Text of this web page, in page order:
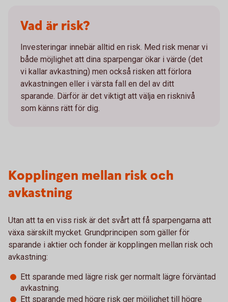
Vad är risk?
Investeringar innebär alltid en risk. Med risk menar vi
både möjlighet att dina sparpengar ökar i värde (det
vi kallar avkastning) men också risken att förlora
avkastningen eller i värsta fall en del av ditt
sparande. Därför är det viktigt att välja en risknivå
som känns rätt för dig.
Kopplingen mellan risk och
avkastning
Utan att ta en viss risk är det svårt att få sparpengarna att
växa särskilt mycket. Grundprincipen som gäller för
sparande i aktier och fonder är kopplingen mellan risk och
avkastning:
Ett sparande med lägre risk ger normalt lägre förväntad
avkastning.
Ett sparande med högre risk ger möjlighet till högre